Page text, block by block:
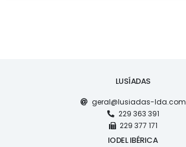
LUSÍADAS
geral@lusiadas-lda.com
229 363 391
229 377 171
IODEL IBÉRICA